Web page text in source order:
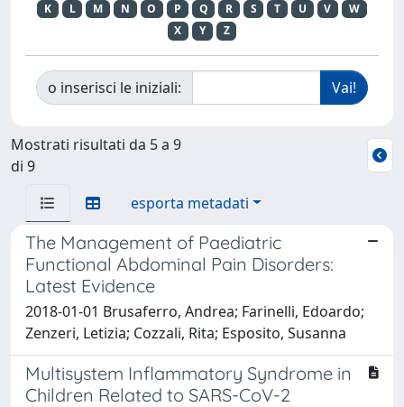
K
L M N O P Q R S T U V
W
X
Y Z
o inserisci le iniziali:
Mostrati risultati da 5 a 9
di 9
esporta metadati
The Management of Paediatric
Functional Abdominal Pain Disorders:
Latest Evidence
2018-01-01 Brusaferro, Andrea; Farinelli, Edoardo;
Zenzeri, Letizia; Cozzali, Rita; Esposito, Susanna
Multisystem Inflammatory Syndrome in
Children Related to SARS-CoV-2